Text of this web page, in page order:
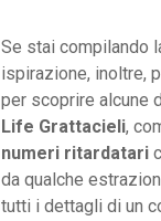
Se stai compilando
ispirazione, inoltre,
per scoprire alcune
Life Grattacieli,
numeri ritardatari
da qualche
tutti i dettagli di un